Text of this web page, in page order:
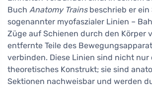
Buch Anatomy Trainsbeschrieb er ein
sogenannter myofaszialer Linien –
Züge auf Schienen durch den Körper
entfernte Teile des
verbinden. Diese Linien sind nicht nur
theoretisches Konstrukt; sie sind
Sektionen nachweisbar und werden